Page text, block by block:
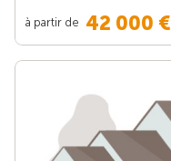
à partir de 42 000 €